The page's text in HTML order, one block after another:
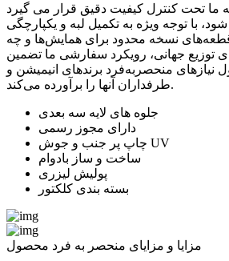
ما تحت کنترل کیفیت دقیق قرار می گیرد
با توجه ویژه به تکمیل لبه و یکپارچگی
نسخه محدود برای همایش‌ها و چه
توزیع جهانی، رویکرد سفارشی ما تضمین
منحصربه‌فرد برندهای انیمیشن و
طرفداران آنها را برآورده می‌کند.
جلوه های لایه سه بعدی
دارای مجوز رسمی
چاپ پر جنب و جوش UV
ساخت و ساز بادوام
پولیش لیزری
بسته بندی کلکتور
مزایا و مزایای منحصر به فرد محصول